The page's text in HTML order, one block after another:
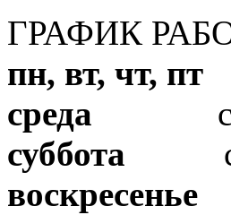
ГРАФИК
пн, вт, чт, пт
среда с
суббота с
воскресенье